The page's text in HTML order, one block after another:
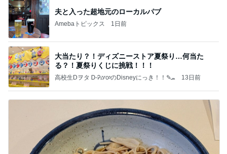
夫と入った超地元のローカルパブ
Amebaトピックス 1日前
大当たり？！ディズニーストア夏祭り…何当た
る？！夏祭りくじに挑戦！！！
高校生Dヲタ Ꭰ-ᎮꭵꭹꭴのDisneyにっき！！✎ܚ 13日前